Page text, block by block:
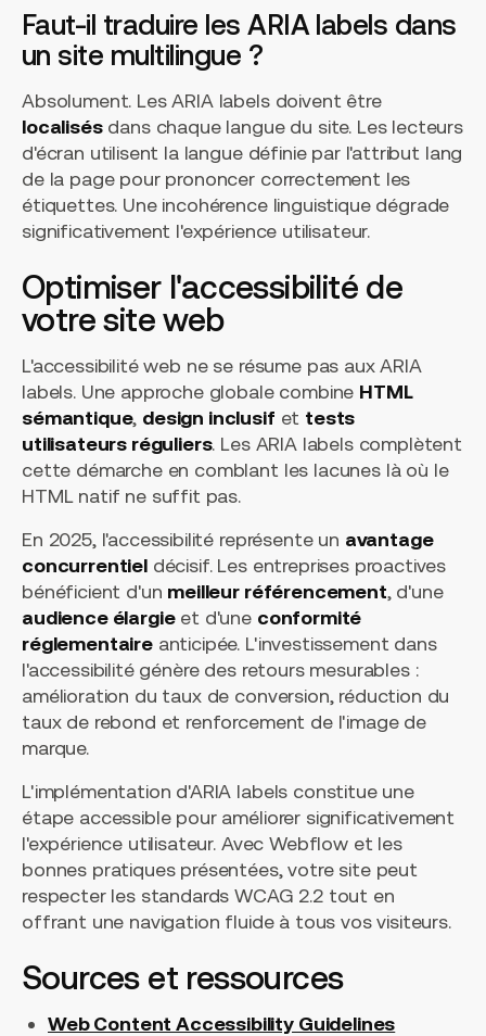
Faut-il traduire les ARIA labels dans
un site multilingue ?
Absolument. Les ARIA labels doivent être
localisésdans chaque langue du site. Les lecteurs
d'écran utilisent la langue définie par l'attribut lang
de la page pour prononcer correctement les
étiquettes. Une incohérence linguistique dégrade
significativement l'expérience utilisateur.
Optimiser l'accessibilité de
votre site web
L'accessibilité web ne se résume pas aux ARIA
labels. Une approche globale combine HTML
sémantique, design inclusif et tests
utilisateurs réguliers. Les ARIA labels complètent
cette démarche en comblant les lacunes là où le
HTML natif ne suffit pas.
En 2025, l'accessibilité représente un avantage
concurrentieldécisif. Les entreprises proactives
bénéficient d'un meilleur référencement, d'une
audience élargieet d'une conformité
réglementaireanticipée. L'investissement dans
l'accessibilité génère des retours mesurables :
amélioration du taux de conversion, réduction du
taux de rebond et renforcement de l'image de
marque.
L'implémentation d'ARIA labels constitue une
étape accessible pour améliorer significativement
l'expérience utilisateur. Avec Webflow et les
bonnes pratiques présentées, votre site peut
respecter les standards WCAG 2.2 tout en
offrant une navigation fluide à tous vos visiteurs.
Sources et ressources
Web Content Accessibility Guidelines